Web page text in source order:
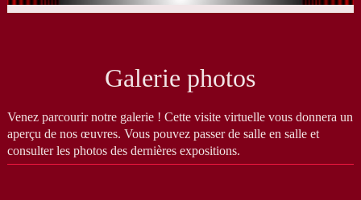
Galerie photos
Venez parcourir notre galerie ! Cette visite virtuelle vous donnera un
aperçu de nos œuvres. Vous pouvez passer de salle en salle et
consulter les photos des dernières expositions.